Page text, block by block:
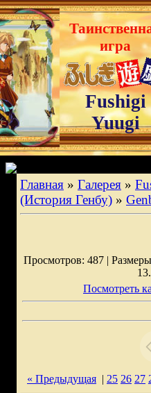
игра
Fushigi
Yuugi
Главная » Галерея »
(История Генбу) »
Просмотров: 487 |
Посмотреть
« Предыдущая | 25 26 27